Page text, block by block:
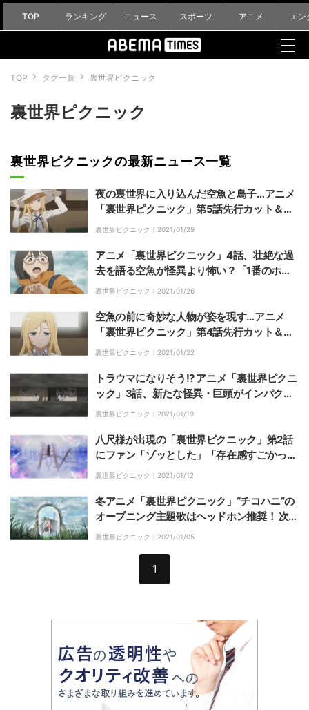
TOP ランキング ニュース スポーツ アニメ エン
TOP タグ一覧 裏世界ピクニック
裏世界ピクニック
裏世界ピクニックの最新ニュース一覧
夜の裏世界に入り込んだ空魚と鳥子…アニメ
「裏世界ピクニック」第5話先行カット＆あ
らすじ公開
裏世界ピクニック｜ 2021/01/29
アニメ「裏世界ピクニック」4話、壮絶な過
去を語る空魚が怪異より怖い？「1番のホラ
ー」と反響
裏世界ピクニック｜ 2021/01/26
空魚の前に奇妙な人物が姿を現す…アニメ
「裏世界ピクニック」第4話先行カット＆あ
らすじ公開
裏世界ピクニック｜ 2021/01/22
トラウマになりそう!? アニメ「裏世界ピクニ
ック」3話、新たな怪異・巨頭がインパクト
抜群
裏世界ピクニック｜ 2021/01/19
八尺様が出現の「裏世界ピクニック」第2話
にファン「ゾッとした」「存在感すごかっ
た」
裏世界ピクニック｜ 2021/01/12
冬アニメ「裏世界ピクニック」“チコハニ”の
オープニング主題歌はヘッドホン推奨！ 次々
と登場する怪異にも注目
裏世界ピクニック｜ 2021/01/05
1